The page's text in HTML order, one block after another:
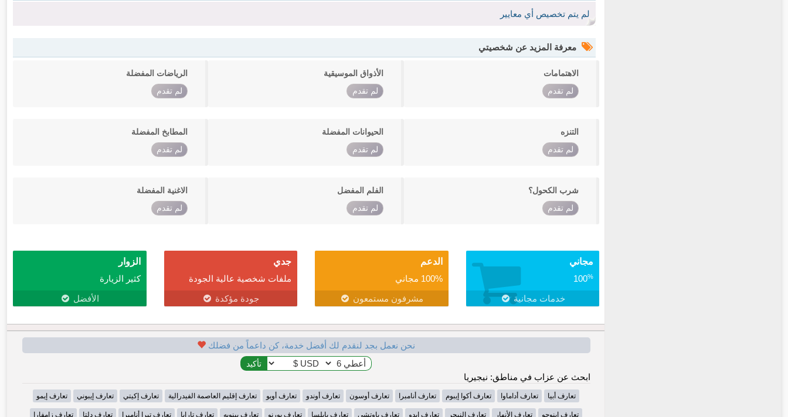
لم يتم تخصيص أي معايير
معرفة المزيد عن شخصيتي
الاهتمامات
لم تقدم
الأذواق الموسيقية
لم تقدم
الرياضات المفضلة
لم تقدم
التنزه
لم تقدم
الحيوانات المفضلة
لم تقدم
المطابخ المفضلة
لم تقدم
شرب الكحول؟
لم تقدم
الفلم المفضل
لم تقدم
الاغنية المفضلة
لم تقدم
مجاني
100%
خدمات مجانية
الدعم
100% مجاني
مشرفون مستمعون
جدي
ملفات شخصية عالية الجودة
جودة مؤكدة
الزوار
كثير الزيارة
الأفضل
نحن نعمل بجد لنقدم لك أفضل خدمة، كن داعماً من فضلك
ابحث عن عزاب في مناطق: نيجيريا
تعارف أبيا تعارف أداماوا تعارف أكوا إيبوم تعارف أنامبرا تعارف أوسون تعارف أوندو تعارف أويو تعارف إقليم العاصمة الفيدرالية تعارف إكيتي تعارف إيبوني تعارف إيمو
تعارف إينوجو تعارف الأنهار تعارف النيجر تعارف ايدو تعارف باوتشي تعارف بايلسا تعارف بورنو تعارف بينويه تعارف تارابا تعارف تيرا أنامبرا تعارف دلتا تعارف زامفارا